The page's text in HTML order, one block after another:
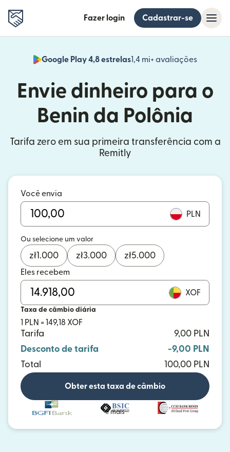
Fazer login Cadastrar-se
Google Play 4,8 estrelas1,4 mi+ avaliações
(abre
Envie dinheiro para o
Benin da Polônia
Tarifa zero em sua primeira transferência com a
Remitly
Você envia
PLN
Ou selecione um valor
zł1.000 zł3.000 zł5.000
Eles recebem
XOF
Taxa de câmbio diária
1 PLN = 149,18 XOF
Tarifa
9,00 PLN
Desconto de tarifa
-9,00 PLN
Total
100,00 PLN
Obter esta taxa de câmbio
e mais